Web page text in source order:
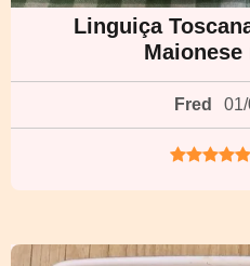
Linguiça
Maionese
Fred